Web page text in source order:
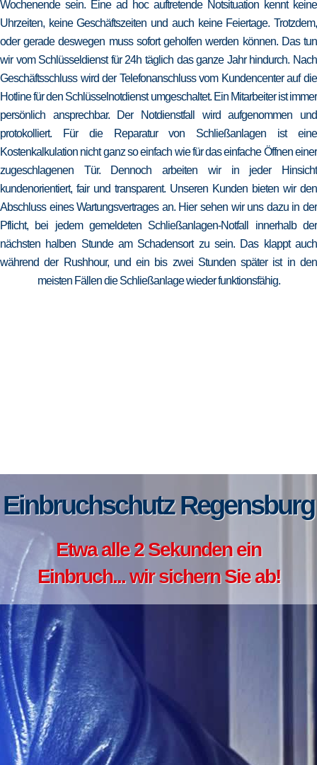
Wochenende sein. Eine ad hoc auftretende Notsituation kennt keine
Uhrzeiten, keine Geschäftszeiten und auch keine Feiertage. Trotzdem,
oder gerade deswegen muss sofort geholfen werden können. Das tun
wir vom Schlüsseldienst für 24h täglich das ganze Jahr hindurch. Nach
Geschäftsschluss wird der Telefonanschluss vom Kundencenter auf die
Hotline für den Schlüsselnotdienst umgeschaltet. Ein Mitarbeiter ist immer
persönlich ansprechbar. Der Notdienstfall wird aufgenommen und
protokolliert. Für die Reparatur von Schließanlagen ist eine
Kostenkalkulation nicht ganz so einfach wie für das einfache Öffnen einer
zugeschlagenen Tür. Dennoch arbeiten wir in jeder Hinsicht
kundenorientiert, fair und transparent. Unseren Kunden bieten wir den
Abschluss eines Wartungsvertrages an. Hier sehen wir uns dazu in der
Pflicht, bei jedem gemeldeten Schließanlagen-Notfall innerhalb der
nächsten halben Stunde am Schadensort zu sein. Das klappt auch
während der Rushhour, und ein bis zwei Stunden später ist in den
meisten Fällen die Schließanlage wieder funktionsfähig.
Einbruchschutz Regensburg
Etwa alle 2 Sekunden ein
Einbruch... wir sichern Sie ab!